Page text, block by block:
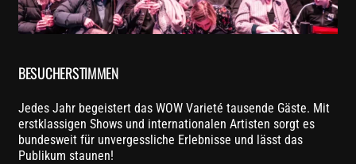
BESUCHERSTIMMEN
Jedes Jahr begeistert das WOW Varieté tausende Gäste. Mit
erstklassigen Shows und internationalen Artisten sorgt es
bundesweit für unvergessliche Erlebnisse und lässt das
Publikum staunen!